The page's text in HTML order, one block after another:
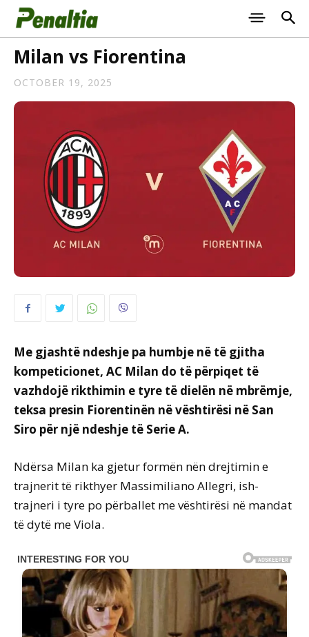
Milan vs Fiorentina
OCTOBER 19, 2025
Me gjashtë ndeshje pa humbje në të gjitha
kompeticionet, AC Milan do të përpiqet të
vazhdojë rikthimin e tyre të dielën në mbrëmje,
teksa presin Fiorentinën në vështirësi në San
Siro për një ndeshje të Serie A.
Ndërsa Milan ka gjetur formën nën drejtimin e
trajnerit të rikthyer Massimiliano Allegri, ish-
trajneri i tyre po përballet me vështirësi në mandat
të dytë me Viola.